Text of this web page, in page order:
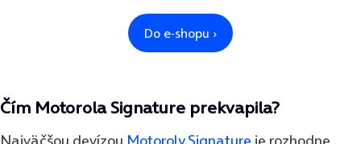
Čím Motorola Signature prekvapila?